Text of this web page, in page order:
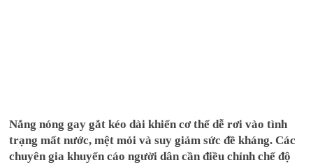
Nắng nóng gay gắt kéo dài khiến cơ thể dễ rơi vào tình
trạng mất nước, mệt mỏi và suy giảm sức đề kháng. Các
chuyên gia khuyến cáo người dân cần điều chỉnh chế độ